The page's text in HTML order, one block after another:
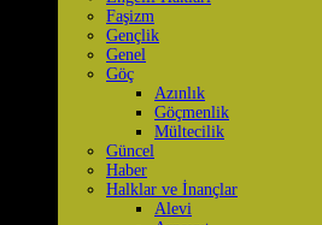
Faşizm
Gençlik
Genel
Göç
Azınlık
Göçmenlik
Mültecilik
Güncel
Haber
Halklar ve İnançlar
Alevi